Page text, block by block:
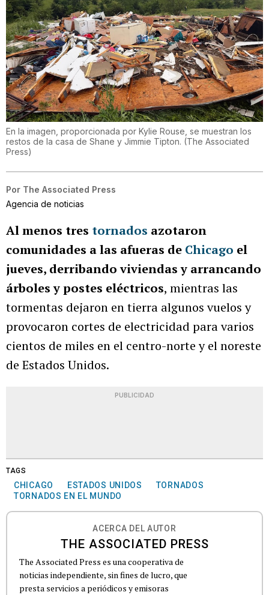
En la imagen, proporcionada por Kylie Rouse, se muestran los
restos de la casa de Shane y Jimmie Tipton. (The Associated
Press)
Por The Associated Press
Agencia de noticias
Al menos tres tornados azotaron
comunidades a las afueras de Chicago el
jueves, derribando viviendas y arrancando
árboles y postes eléctricos, mientras las
tormentas dejaron en tierra algunos vuelos y
provocaron cortes de electricidad para varios
cientos de miles en el centro-norte y el noreste
de Estados Unidos.
PUBLICIDAD
TAGS
CHICAGO ESTADOS UNIDOS
TORNADOS
TORNADOS EN EL MUNDO
ACERCA DEL AUTOR
THE ASSOCIATED PRESS
The Associated Press es una cooperativa de
noticias independiente, sin fines de lucro, que
presta servicios a periódicos y emisoras